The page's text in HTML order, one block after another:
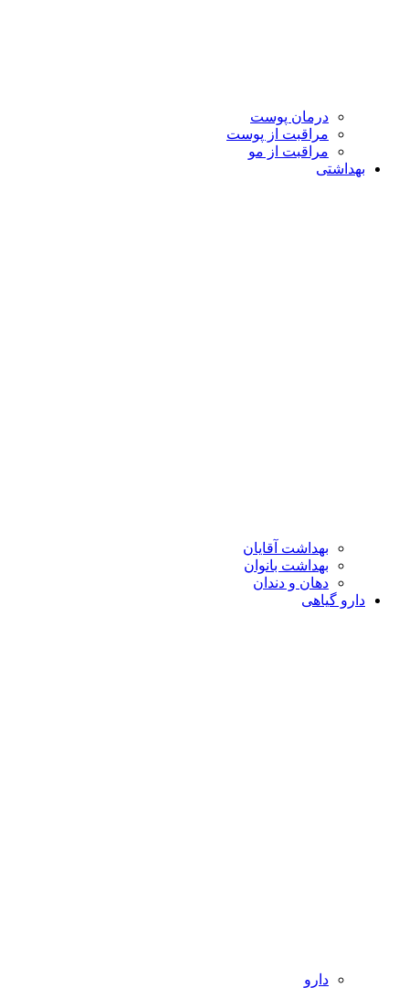
درمان پوست
مراقبت از پوست
مراقبت از مو
بهداشتی
بهداشت آقایان
بهداشت بانوان
دهان و دندان
دارو گیاهی
دارو